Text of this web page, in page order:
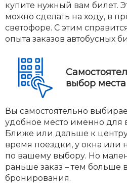
купите нужный вам билет.
можно сделать на ходу, в
светофоре. С этим
опыта заказов автобусных
выбор места
Вы самостоятельно
удобное место именно для
Ближе или дальше к центру
время поездки, у окна или
по вашему выбору. Но
раньше заказ – тем больше
бронирования.